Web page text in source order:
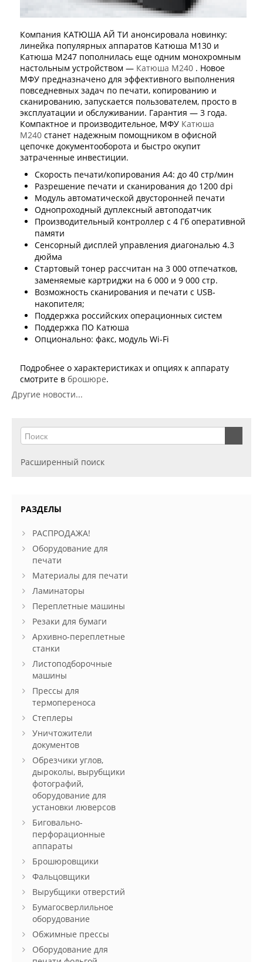
Компания КАТЮША АЙ ТИ анонсировала новинку:
линейка популярных аппаратов Катюша М130 и
Катюша М247 пополнилась еще одним монохромным
настольным устройством — Катюша М240 . Новое
МФУ предназначено для эффективного выполнения
повседневных задач по печати, копированию и
сканированию, запускается пользователем, просто в
эксплуатации и обслуживании. Гарантия — 3 года.
Компактное и производительное, МФУ Катюша
М240 станет надежным помощником в офисной
цепочке документооборота и быстро окупит
затраченные инвестиции.
Скорость печати/копирования А4: до 40 стр/мин
Разрешение печати и сканирования до 1200 dpi
Модуль автоматической двусторонней печати
Однопроходный дуплексный автоподатчик
Производительный контроллер с 4 Гб оперативной
памяти
Сенсорный дисплей управления диагональю 4.3
дюйма
Стартовый тонер рассчитан на 3 000 отпечатков,
заменяемые картриджи на 6 000 и 9 000 стр.
Возможность сканирования и печати с USB-
накопителя;
Поддержка российских операционных систем
Поддержка ПО Катюша
Опционально: факс, модуль Wi-Fi
Подробнее о характеристиках и опциях к аппарату
смотрите в брошюре.
Другие новости...
Расширенный поиск
РАЗДЕЛЫ
РАСПРОДАЖА!
Оборудование для
печати
Материалы для печати
Ламинаторы
Переплетные машины
Резаки для бумаги
Архивно-переплетные
станки
Листоподборочные
машины
Прессы для
термопереноса
Степлеры
Уничтожители
документов
Обрезчики углов,
дыроколы, вырубщики
фотографий,
оборудование для
установки люверсов
Биговально-
перфорационные
аппараты
Брошюровщики
Фальцовщики
Вырубщики отверстий
Бумагосверлильное
оборудование
Обжимные прессы
Оборудование для